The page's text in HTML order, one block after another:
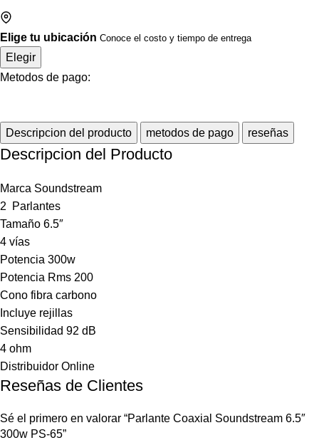
Elige tu ubicación Conoce el costo y tiempo de entrega
Elegir
Metodos de pago:
Descripcion del producto metodos de pago reseñas
Descripcion del Producto
Marca Soundstream
2 Parlantes
Tamaño 6.5″
4 vías
Potencia 300w
Potencia Rms 200
Cono fibra carbono
Incluye rejillas
Sensibilidad 92 dB
4 ohm
Distribuidor Online
Reseñas de Clientes
Sé el primero en valorar “Parlante Coaxial Soundstream 6.5″
300w PS-65”